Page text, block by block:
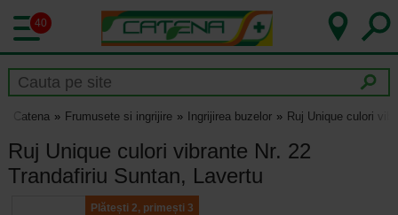
40
Catena Frumusete si ingrijire Ingrijirea buzelor Ruj Unique culori
Ruj Unique culori vibrante Nr. 22
Trandafiriu Suntan, Lavertu
Plătești 2, primești 3